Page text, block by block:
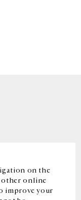
on the
other online
improve your